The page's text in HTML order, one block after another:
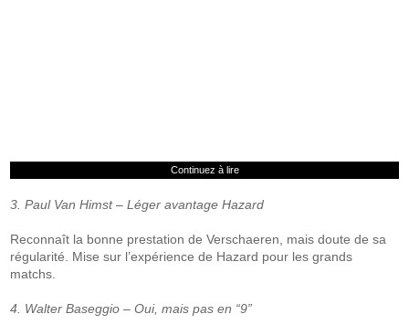
Continuez à lire
3. Paul Van Himst – Léger avantage Hazard
Reconnaît la bonne prestation de Verschaeren, mais doute de sa
régularité. Mise sur l’expérience de Hazard pour les grands
matchs.
4. Walter Baseggio – Oui, mais pas en “9”